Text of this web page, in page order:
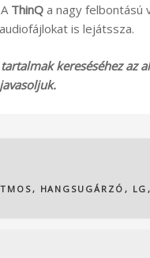
ThinQ a nagy felbontású
is lejátssza.
kereséséhez az
, HANGSUGÁRZÓ , LG ,